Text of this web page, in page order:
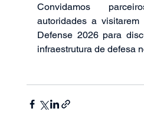
Convidamos
autoridades a
Defense 2026 para
infraestrutura de defesa